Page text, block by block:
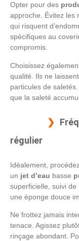
Opter pour des
approche. Évitez les
qui risquent
spécifiques au
compromis.
Choisissez
qualité. Ils ne
particules de
que la saleté
régulier
Idéalement,
un jet d’eau basse
superficielle, suivi de
une éponge douce
Ne frottez jamais
tenace. Agissez
rinçage abondant.